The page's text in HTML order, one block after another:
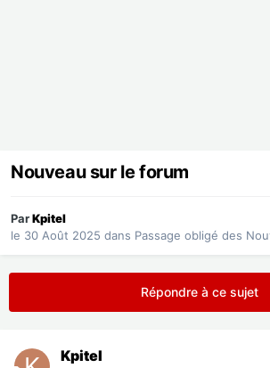
Nouveau sur le forum
ParKpitel
le 30 Août 2025 dans Passage obligé des
Répondre à ce sujet
Kpitel